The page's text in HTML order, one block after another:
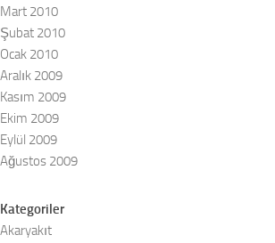
Mart 2010
Şubat 2010
Ocak 2010
Aralık 2009
Kasım 2009
Ekim 2009
Eylül 2009
Ağustos 2009
Kategoriler
Akaryakıt